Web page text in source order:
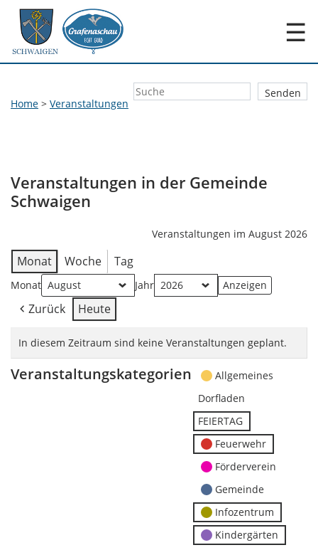
☰
Home > Veranstaltungen
Veranstaltungen in der Gemeinde
Schwaigen
Veranstaltungen im August 2026
Monat Woche Tag
Monat Jahr
Zurück Heute
In diesem Zeitraum sind keine Veranstaltungen geplant.
Veranstaltungskategorien
Allgemeines
Dorfladen
FEIERTAG
Feuerwehr
Förderverein
Gemeinde
Infozentrum
Kindergärten